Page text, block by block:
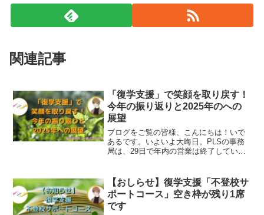
関連記事
「復学支援」で笑顔を取り戻す！
今年の振り返りと2025年のへの
展望
ブログをご覧の皆様、こんにちは！いで
あるです。いよいよ大晦日。PLSの事務
局は、29日で年内の営業は終了していま
カウンセリングやメールカウンセリン
グ、Learning ...
【おしらせ】復学支援「不登校サ
ポートコース」空き枠が残り1席
です